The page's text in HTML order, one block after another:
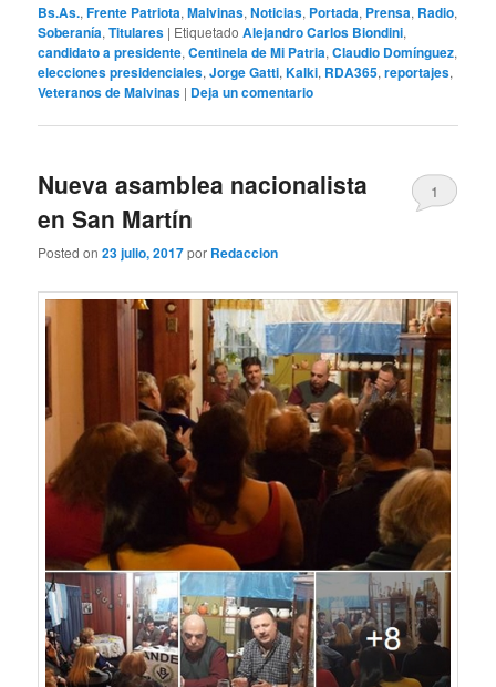
Bs.As.,Frente Patriota,Malvinas,Noticias, Portada, Prensa, Radio,
Soberanía,Titulares | Etiquetado Alejandro Carlos Biondini,
candidato a presidente,Centinela de Mi Patria,Claudio Domínguez,
elecciones presidenciales,Jorge Gatti,Kalki, RDA365,reportajes,
Veteranos de Malvinas | Deja un comentario
Nueva asamblea nacionalista
en San Martín
Posted on23 julio, 2017por Redaccion
1